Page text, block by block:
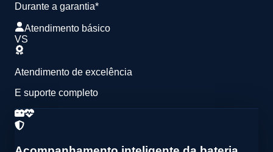
Durante a garantia*
Atendimento básico
VS
Atendimento de excelência
E suporte completo